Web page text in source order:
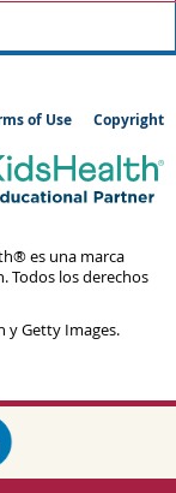
of Use Copyright
es una marca
Todos los derechos
y Getty Images.